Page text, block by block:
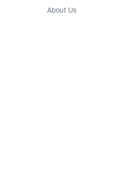
About Us